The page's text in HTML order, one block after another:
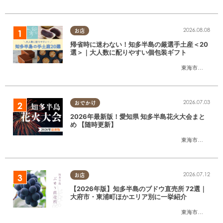
お店
東海市
,大府市
2026.08.08
帰省時に迷わない！知多半島の厳選手土産＜20
選＞｜大人数に配りやすい個包装ギフト
おでかけ
東海市
,大府市
2026.07.03
2026年最新版！愛知県 知多半島花火大会まと
め 【随時更新】
お店
東海市
,大府市
2026.07.12
【2026年版】知多半島のブドウ直売所 72選｜
大府市・東浦町ほかエリア別に一挙紹介